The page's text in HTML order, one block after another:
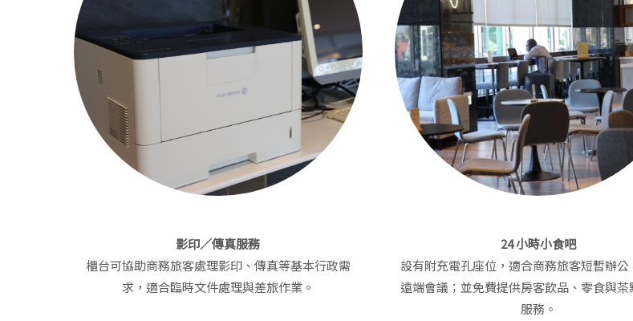
影印／傳真服務
櫃台可協助商務旅客處理影印、傳真等基本行政需
求，適合臨時文件處理與差旅作業。
24 小時小食吧
設有附充電孔座位，適合商務旅客短暫辦公
遠端會議；並免費提供房客飲品、零食與茶
服務。